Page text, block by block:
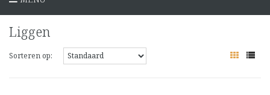
Liggen
Sorteren op: